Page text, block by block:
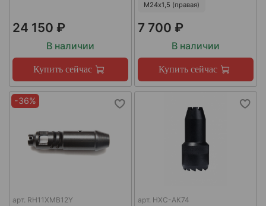
24 150 ₽
В наличии
Купить сейчас
М24х1,5 (правая)
7 700 ₽
В наличии
Купить сейчас
-36%
арт. RH11XMB12Y арт. НХС-АК74